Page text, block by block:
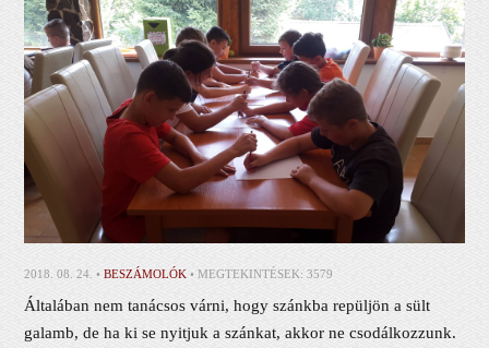
2018. 08. 24. •BESZÁMOLÓK • MEGTEKINTÉSEK: 3579
Általában nem tanácsos várni, hogy szánkba repüljön a sült
galamb, de ha ki se nyitjuk a szánkat, akkor ne csodálkozzunk.